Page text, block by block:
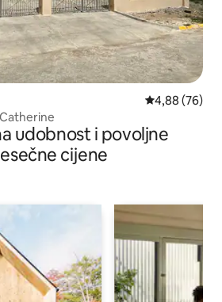
Prosječna
4,88 (76)
udobnost i povoljne
cijene